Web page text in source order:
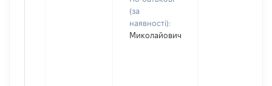
(за
наявності):
Миколайович